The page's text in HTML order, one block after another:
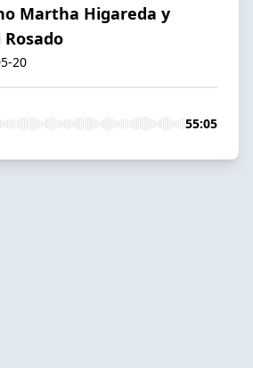
Martha Higareda y
Rosado
20
55:05